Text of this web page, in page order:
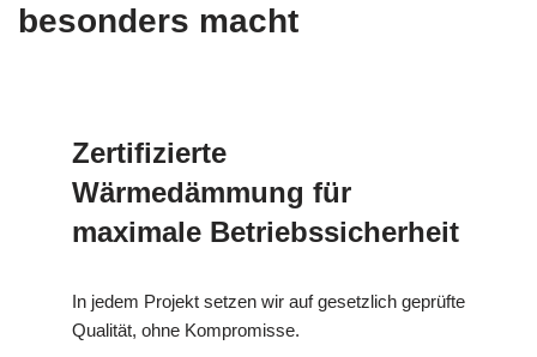
besonders macht
Zertifizierte
Wärmedämmung für
maximale Betriebssicherheit
In jedem Projekt setzen wir auf gesetzlich geprüfte
Qualität, ohne Kompromisse.